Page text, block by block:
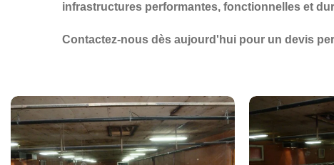
infrastructures performantes, fonctionnelles et
Contactez-nous dès aujourd'hui pour un devis